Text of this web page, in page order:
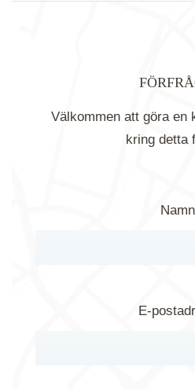
Välkommen att göra en
kring detta
E-